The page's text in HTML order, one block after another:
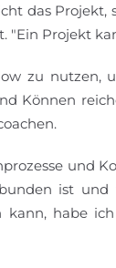
das Projekt,
"Ein Projekt
zu nutzen,
Können
und
ist
kann, habe